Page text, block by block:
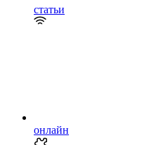
статьи
онлайн